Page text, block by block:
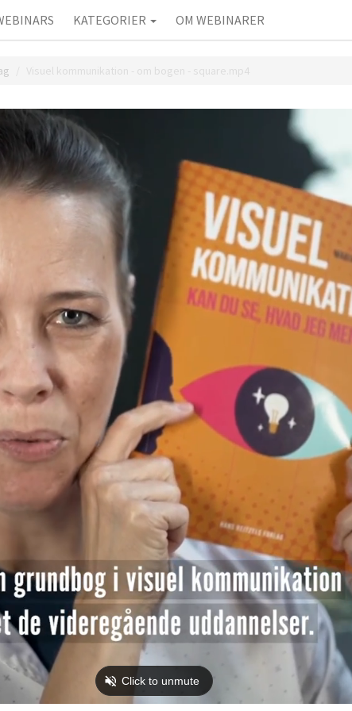
KATEGORIER OM WEBINARER
Visuel kommunikation - om bogen - square.mp4